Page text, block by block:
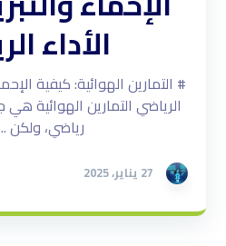
الأداء
27 يناير، 2025
# التمارين الهوائية: كيفية
الرياضي التمارين الهوائية
رياضي، ولكن